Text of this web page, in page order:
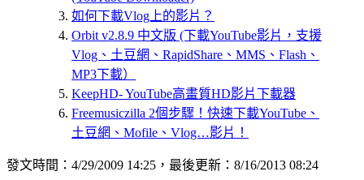
如何下載Vlog上的影片？
Orbit v2.8.9 中文版 (下載YouTube影片，支援
Vlog、土豆網、RapidShare、MMS、Flash、
MP3下載）
KeepHD- YouTube高畫質HD影片下載器
Freemusiczilla 2個步驟！快速下載YouTube、
土豆網、Mofile、Vlog…影片！
發文時間：4/29/2009 14:25，最後更新：8/16/2013 08:24